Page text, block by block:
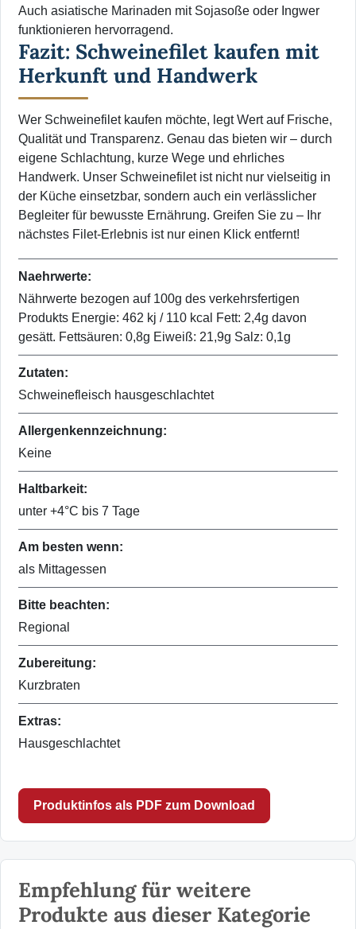
Auch asiatische Marinaden mit Sojasoße oder Ingwer
funktionieren hervorragend.
Fazit: Schweinefilet kaufen mit
Herkunft und Handwerk
Wer Schweinefilet kaufen möchte, legt Wert auf Frische,
Qualität und Transparenz. Genau das bieten wir – durch
eigene Schlachtung, kurze Wege und ehrliches
Handwerk. Unser Schweinefilet ist nicht nur vielseitig in
der Küche einsetzbar, sondern auch ein verlässlicher
Begleiter für bewusste Ernährung. Greifen Sie zu – Ihr
nächstes Filet-Erlebnis ist nur einen Klick entfernt!
Naehrwerte:
Nährwerte bezogen auf 100g des verkehrsfertigen
Produkts Energie: 462 kj / 110 kcal Fett: 2,4g davon
gesätt. Fettsäuren: 0,8g Eiweiß: 21,9g Salz: 0,1g
Zutaten:
Schweinefleisch hausgeschlachtet
Allergenkennzeichnung:
Keine
Haltbarkeit:
unter +4°C bis 7 Tage
Am besten wenn:
als Mittagessen
Bitte beachten:
Regional
Zubereitung:
Kurzbraten
Extras:
Hausgeschlachtet
Produktinfos als PDF zum Download
Empfehlung für weitere
Produkte aus dieser Kategorie